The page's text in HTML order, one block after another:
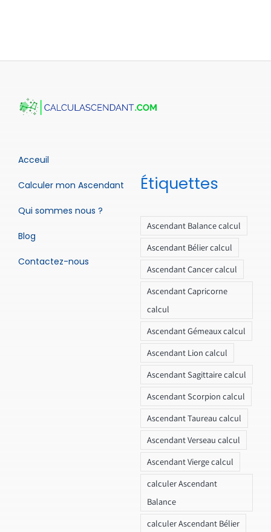
Acceuil
Calculer mon Ascendant
Qui sommes nous ?
Blog
Contactez-nous
Étiquettes
Ascendant Balance calcul
Ascendant Bélier calcul
Ascendant Cancer calcul
Ascendant Capricorne
calcul
Ascendant Gémeaux calcul
Ascendant Lion calcul
Ascendant Sagittaire calcul
Ascendant Scorpion calcul
Ascendant Taureau calcul
Ascendant Verseau calcul
Ascendant Vierge calcul
calculer Ascendant
Balance
calculer Ascendant Bélier